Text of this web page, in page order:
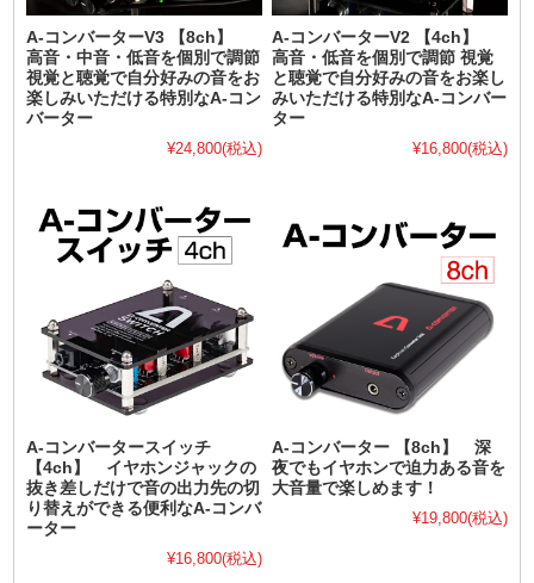
A-コンバーターV3 【8ch】
高音・中音・低音を個別で調節
視覚と聴覚で自分好みの音をお
楽しみいただける特別なA-コン
バーター
¥24,800(税込)
A-コンバーターV2 【4ch】
高音・低音を個別で調節 視覚
と聴覚で自分好みの音をお楽し
みいただける特別なA-コンバー
ター
¥16,800(税込)
A-コンバータースイッチ
【4ch】 イヤホンジャックの
抜き差しだけで音の出力先の切
り替えができる便利なA-コンバ
ーター
¥16,800(税込)
A-コンバーター 【8ch】 深
夜でもイヤホンで迫力ある音を
大音量で楽しめます！
¥19,800(税込)